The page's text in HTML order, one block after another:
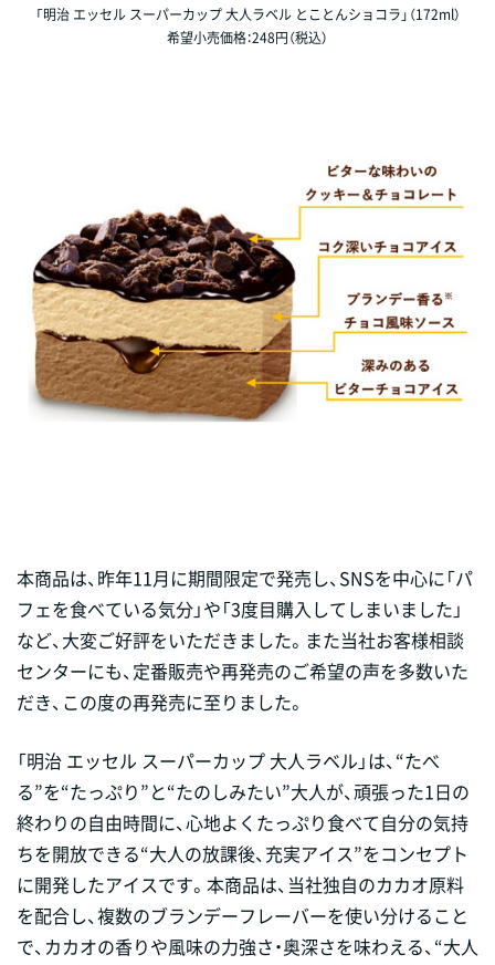
「明治 エッセル スーパーカップ 大人ラベル とことんショコラ」（172ml）
希望小売価格：248円（税込）
本商品は、昨年11月に期間限定で発売し、SNSを中心に「パ
フェを食べている気分」や「3度目購入してしまいました」
など、大変ご好評をいただきました。また当社お客様相談
センターにも、定番販売や再発売のご希望の声を多数いた
だき、この度の再発売に至りました。
「明治 エッセル スーパーカップ 大人ラベル」は、“たべ
る”を“たっぷり”と“たのしみたい”大人が、頑張った1日の
終わりの自由時間に、心地よくたっぷり食べて自分の気持
ちを開放できる“大人の放課後、充実アイス”をコンセプト
に開発したアイスです。本商品は、当社独自のカカオ原料
を配合し、複数のブランデーフレーバーを使い分けること
で、カカオの香りや風味の力強さ・奥深さを味わえる、“大人